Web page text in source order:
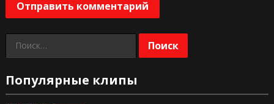
Найти:
Популярные клипы